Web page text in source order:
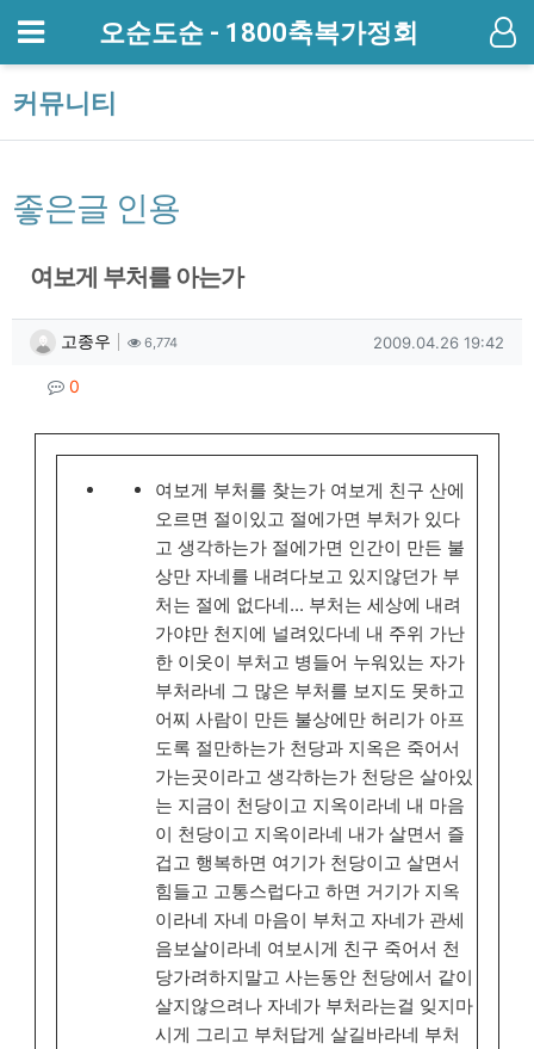
메뉴 오순도순 - 1800축복가정회
커뮤니티
좋은글 인용
여보게 부처를 아는가
작성자 정보
고종우 작성6,774조회 작성일
2009.04.26 19:42
컨텐츠 정보
0
본문
여보게 부처를 찾는가 여보게 친구 산에
오르면 절이있고 절에가면 부처가 있다
고 생각하는가 절에가면 인간이 만든 불
상만 자네를 내려다보고 있지않던가 부
처는 절에 없다네... 부처는 세상에 내려
가야만 천지에 널려있다네 내 주위 가난
한 이웃이 부처고 병들어 누워있는 자가
부처라네 그 많은 부처를 보지도 못하고
어찌 사람이 만든 불상에만 허리가 아프
도록 절만하는가 천당과 지옥은 죽어서
가는곳이라고 생각하는가 천당은 살아있
는 지금이 천당이고 지옥이라네 내 마음
이 천당이고 지옥이라네 내가 살면서 즐
겁고 행복하면 여기가 천당이고 살면서
힘들고 고통스럽다고 하면 거기가 지옥
이라네 자네 마음이 부처고 자네가 관세
음보살이라네 여보시게 친구 죽어서 천
당가려하지말고 사는동안 천당에서 같이
살지않으려나 자네가 부처라는걸 잊지마
시게 그리고 부처답게 살길바라네 부처